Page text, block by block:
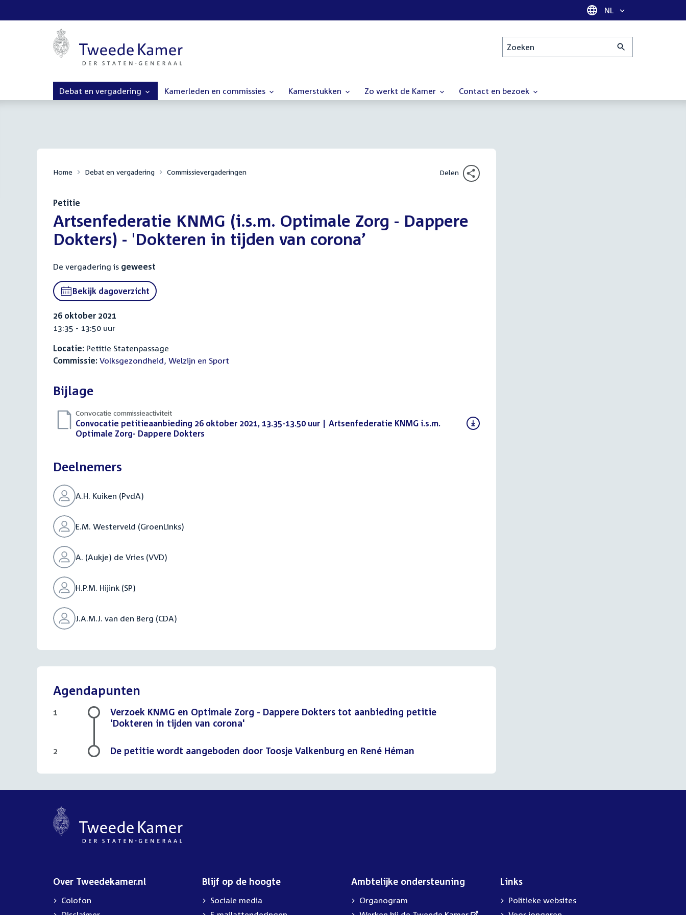
Taal selectie
NL
Zoeken
Debat en vergadering Kamerleden en commissies Kamerstukken Zo werkt de Kamer Contact en bezoek
Home Debat en vergadering Commissievergaderingen Delen
Petitie
Artsenfederatie KNMG (i.s.m. Optimale Zorg - Dappere
Dokters) - 'Dokteren in tijden van corona’
De vergadering is geweest
Bekijk dagoverzicht
26 oktober 2021
13:35 - 13:50 uur
Locatie: Petitie Statenpassage
Commissie: Volksgezondheid, Welzijn en Sport
Bijlage
Convocatie commissieactiviteit
Download
bestand:
Convocatie petitieaanbieding 26 oktober 2021, 13.35-13.50 uur | Artsenfederatie KNMG i.s.m.
Optimale Zorg- Dappere Dokters
Deelnemers
A.H. Kuiken (PvdA)
E.M. Westerveld (GroenLinks)
A. (Aukje) de Vries (VVD)
H.P.M. Hijink (SP)
J.A.M.J. van den Berg (CDA)
Agendapunten
Verzoek KNMG en Optimale Zorg - Dappere Dokters tot aanbieding petitie
'Dokteren in tijden van corona'
1
De petitie wordt aangeboden door Toosje Valkenburg en René Héman
2
Over Tweedekamer.nl
Colofon
Blijf op de hoogte
Sociale media
Ambtelijke ondersteuning
Organogram
Links
Politieke websites